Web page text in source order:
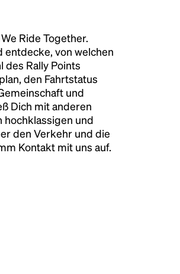
Ride Together.
entdecke, von welchen
des Rally Points
den Fahrtstatus
und
Dich mit anderen
hochklassigen und
den Verkehr und die
Kontakt mit uns auf.